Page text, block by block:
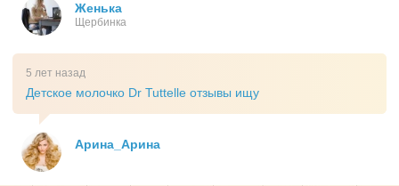
Женька
Щербинка
5 лет назад
Детское молочко Dr Tuttelle отзывы ищу
Арина_Арина